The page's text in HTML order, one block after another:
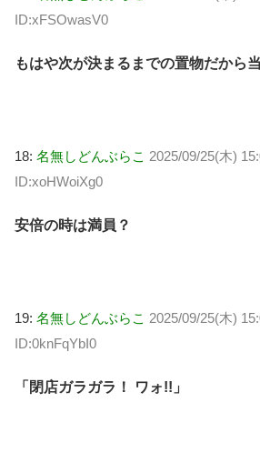
ID:xFSOwasV0
もはや次が決まるまでの置物だから
18: 名無しどんぶらこ 2025/09/25(木)
ID:xoHWoiXg0
安倍の時は満員？
19: 名無しどんぶらこ 2025/09/25(木)
ID:0knFqYbI0
「閉店ガラガラ！ ワォ!!」